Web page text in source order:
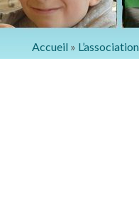
Accueil » L’association